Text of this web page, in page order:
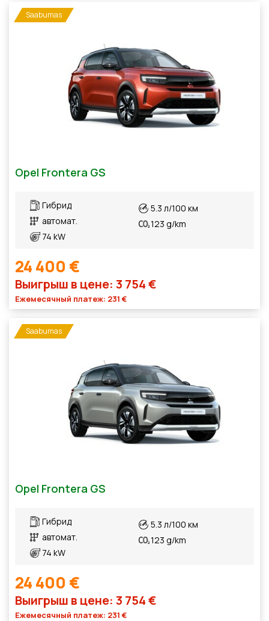
Складские предложения
Saabumas
Opel Frontera GS
Гибрид
автомат.
74 kW
5.3 л/100 км
123 g/km
24 400 €
Выигрыш в цене: 3 754 €
Ежемесячный платеж: 231 €
Saabumas
Opel Frontera GS
Гибрид
автомат.
74 kW
5.3 л/100 км
123 g/km
24 400 €
Выигрыш в цене: 3 754 €
Ежемесячный платеж: 231 €